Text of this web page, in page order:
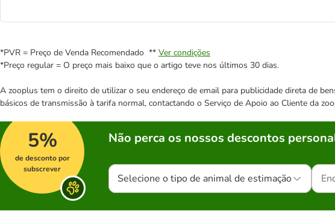
*PVR = Preço de Venda Recomendado ** Ver condições
*Preço regular = O preço mais baixo que o artigo teve nos últimos 30 dias.
A zooplus tem o direito de utilizar o seu endereço de email para publicidade direta de
básicos de transmissão à tarifa normal, contactando o Serviço de Apoio ao Cliente da
5%
de desconto por
subscrever
Não perca os nossos descontos
Selecione o tipo de animal de estimação